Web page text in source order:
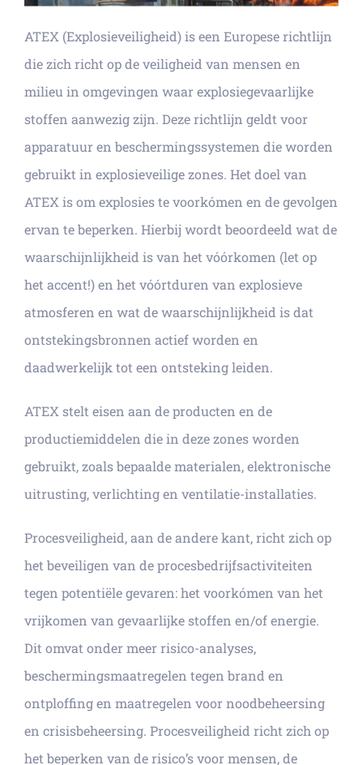
ATEX (Explosieveiligheid) is een Europese richtlijn
die zich richt op de veiligheid van mensen en
milieu in omgevingen waar explosiegevaarlijke
stoffen aanwezig zijn. Deze richtlijn geldt voor
apparatuur en beschermingssystemen die worden
gebruikt in explosieveilige zones. Het doel van
ATEX is om explosies te voorkómen en de gevolgen
ervan te beperken. Hierbij wordt beoordeeld wat de
waarschijnlijkheid is van het vóórkomen (let op
het accent!) en het vóórtduren van explosieve
atmosferen en wat de waarschijnlijkheid is dat
ontstekingsbronnen actief worden en
daadwerkelijk tot een ontsteking leiden.
ATEX stelt eisen aan de producten en de
productiemiddelen die in deze zones worden
gebruikt, zoals bepaalde materialen, elektronische
uitrusting, verlichting en ventilatie-installaties.
Procesveiligheid, aan de andere kant, richt zich op
het beveiligen van de procesbedrijfsactiviteiten
tegen potentiële gevaren: het voorkómen van het
vrijkomen van gevaarlijke stoffen en/of energie.
Dit omvat onder meer risico-analyses,
beschermingsmaatregelen tegen brand en
ontploffing en maatregelen voor noodbeheersing
en crisisbeheersing. Procesveiligheid richt zich op
het beperken van de risico’s voor mensen, de